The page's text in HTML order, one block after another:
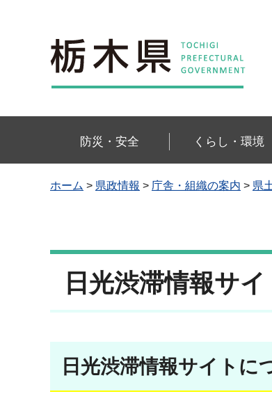
栃木県
防災・安全 くらし・環境
ホーム > 県政情報 > 庁舎・組織の案内 > 県
日光渋滞情報サ
日光渋滞情報サイトに